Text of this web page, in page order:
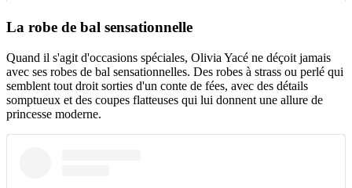
La robe de bal sensationnelle
Quand il s'agit d'occasions spéciales, Olivia Yacé ne déçoit jamais
avec ses robes de bal sensationnelles. Des robes à strass ou perlé qui
semblent tout droit sorties d'un conte de fées, avec des détails
somptueux et des coupes flatteuses qui lui donnent une allure de
princesse moderne.